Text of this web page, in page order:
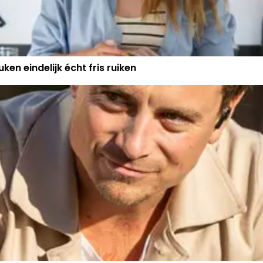
eindelijk écht fris ruiken